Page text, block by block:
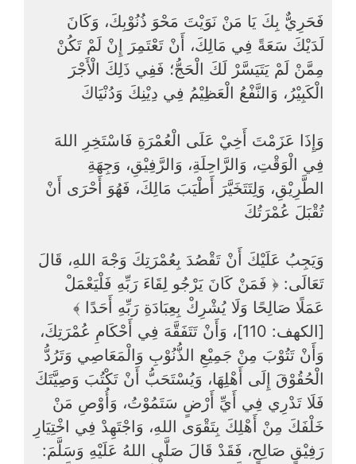
فَحَرِيٌّ بِكَ يَا مَنْ نَوَيْتَ مَحْوَ ذُنُوْبِكَ، وَكَانَ
لَدَيْكَ سَعَةً فِي مَالِكَ، أَنْ تَعْتَمِرَ إِنْ لَمْ تَكُنْ
مِمَّنْ لَمْ يَتَيَسَّرْ لَكَ الْحَجُّ؛ فَفِي ذَلِكَ الْأَجْرَ
الْكَبِيْرُ، وَالنَّفْعُ الْعَظِيْمُ فِي دِيْنِكَ وَدُنْيَاكَ
وَإِذَا عَزَمْتَ أَخِيْ عَلَى الْعُمْرَةِ فَاسْتَخِرِ اللهَ
فِي الْوَقْتِ، وَالرَّاحِلَةِ، وَالرَّفِيْقِ، وَجِهَةِ
الطَّرِيْقِ، وَلِتَتَخَيَّرَ أَطْيَبَ مَالِكَ، فَهُوَ أَحْرَى أَنْ
تُقْبَلَ عُمْرَتُكَ
وَيَجِبُ عَلَيْكَ أَنْ تَقْصُدَ بِعُمْرَتِكَ وَجْهَ اللهِ، قَالَ
تَعَالَى: ﴿ فَمَنْ كَانَ يَرْجُو لِقَاءَ رَبِّهِ فَلْيَعْمَلْ
عَمَلًا صَالِحًا وَلَا يُشْرِكْ بِعِبَادَةِ رَبِّهِ أَحَدًا ﴾
[الكهف: 110]، وَأَنْ تَتَفَقَّهَ فِي أَحْكَامِ عُمْرَتِكَ،
وَأَنْ تَتُوْبَ مِنْ جَمِيْعِ الذُّنُوْبِ وَالْمَعَاصِي وَتَرُدُّ
الْحُقُوْقَ إِلَى أَهْلِهَا، وَيُسْتَحَبُّ أَنْ تَكْتُبَ وَصِيَّتَكَ
فَلَا تَدْرِي فِي أَيِّ أَرْضٍ سَتَمُوْتُ، وَأُوْصِ مَنْ
خَلْفَكَ مِنْ أَهْلِكَ بِتَقْوَى اللهِ، وَاجْتَهِدْ فِي اخْتِيَارِ
رَفِيْقٍ صَالِحٍ، فَقَدْ قَالَ صَلَّى اللهُ عَلَيْهِ وَسَلَّمَ: